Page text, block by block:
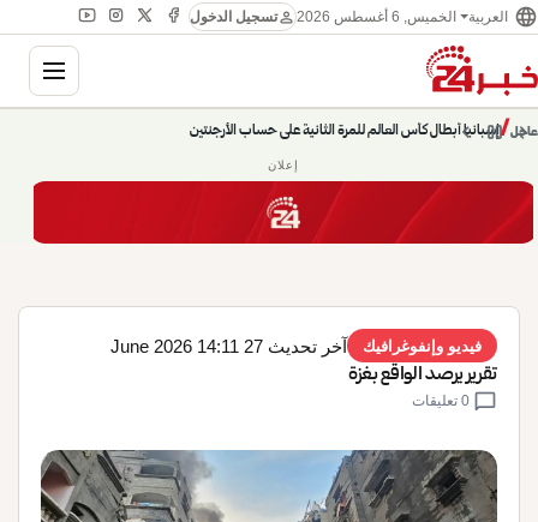
language العربية الخميس, 6 أغسطس 2026 personتسجيل الدخول
عاجل/إسبانيا أبطال كأس العالم للمرة الثانية على حساب الأرجنتين
chevron_right
pause
chevron_left
إعلان
فيديو وإنفوغرافيك آخر تحديث 27 June 2026 14:11
تقرير يرصد الواقع بغزة
chat_bubble